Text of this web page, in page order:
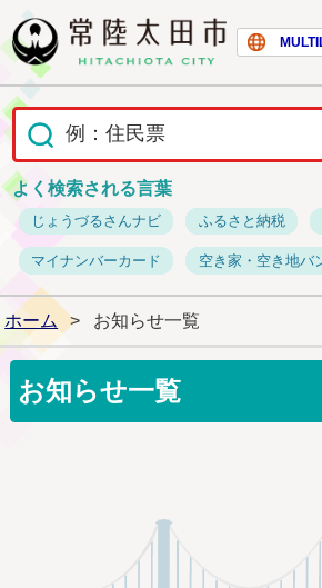
よく検索される言葉
じょうづるさんナビ ふるさと納税
マイナンバーカード 空き家・空き地バ
ホーム > お知らせ一覧
お知らせ一覧